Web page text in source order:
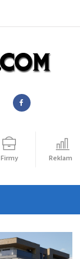
Firmy Reklama